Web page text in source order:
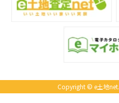
Copyright © e土地